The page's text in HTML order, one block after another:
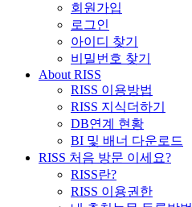
회원가입
로그인
아이디 찾기
비밀번호 찾기
About RISS
RISS 이용방법
RISS 지식더하기
DB연계 현황
BI 및 배너 다운로드
RISS 처음 방문 이세요?
RISS란?
RISS 이용권한